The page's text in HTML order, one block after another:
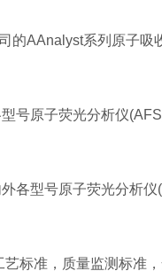
的AAnalyst系列 原子吸
号原子荧光分析仪(AFS)
各型号原子荧光分析仪
标准，质量监测标准